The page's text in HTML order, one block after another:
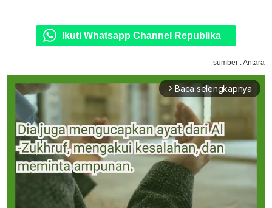
Ikuti Whatsapp Channel Republika
sumber : Antara
arrow_forward_ios Baca selengkapnya